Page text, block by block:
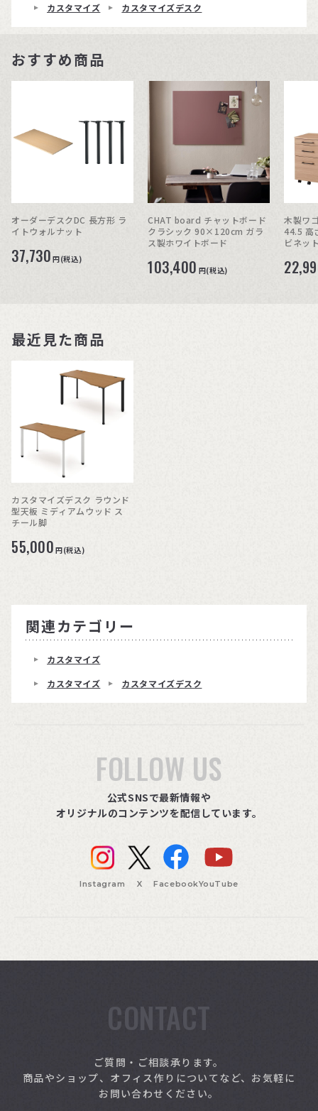
カスタマイズ カスタマイズデスク
おすすめ商品
オーダーデスクDC 長方形 ラ
イトウォルナット
37,730 円(税込)
CHAT board チャットボード
クラシック 90×120cm ガラ
ス製ホワイトボード
103,400 円(税込)
木製ワ
44.5 高
ビネッ
最近見た商品
カスタマイズデスク ラウンド
型天板 ミディアムウッド ス
チール脚
55,000 円(税込)
関連カテゴリー
カスタマイズ
カスタマイズ
カスタマイズデスク
FOLLOW US
公式SNSで最新情報や
オリジナルのコンテンツを配信しています。
Instagram X FacebookYouTube
CONTACT
ご質問・ご相談承ります。
商品やショップ、オフィス作りについてなど、お気軽に
お問い合わせください。